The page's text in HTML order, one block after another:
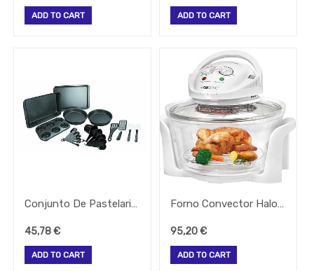
MPDRINK
PORCELANA
RATIONAL
SILAMPOS
ADD TO CART ADD TO CART
Conjunto De Pastelaria Anti-Aderente 20 Peças Lacor
45,78€
ADD TO CART
Forno Convector Halogeneo 1400W 12Lts 125-250ºc Lacor
95,20€
ADD TO CART